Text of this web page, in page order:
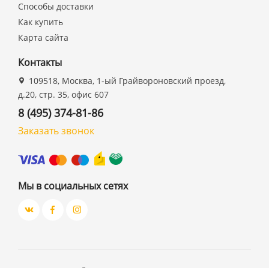
Способы доставки
Как купить
Карта сайта
Контакты
109518, Москва, 1-ый Грайвороновский проезд,
д.20, стр. 35, офис 607
8 (495) 374-81-86
Заказать звонок
Мы в социальных сетях